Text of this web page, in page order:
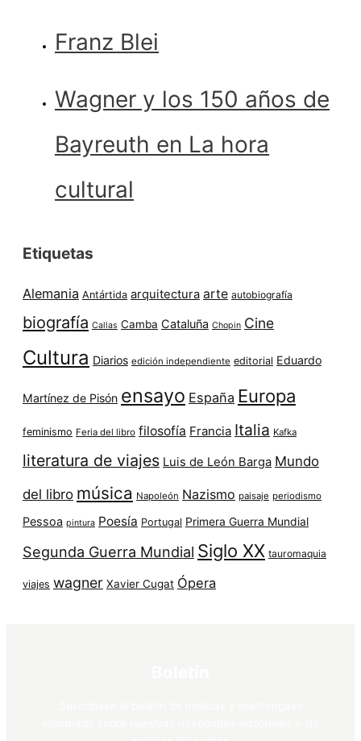
Franz Blei
Wagner y los 150 años de
Bayreuth en La hora
cultural
Etiquetas
Alemania Antártida arquitectura arte autobiografía
biografía Callas Camba Cataluña Chopin Cine
Cultura Diarios edición independiente editorial Eduardo
Martínez de Pisón ensayo España Europa
feminismo Feria del libro filosofía Francia Italia Kafka
literatura de viajes Luis de León Barga Mundo
del libro música Napoleón Nazismo paisaje periodismo
Pessoa pintura Poesía Portugal Primera Guerra Mundial
Segunda Guerra Mundial Siglo XX tauromaquia
viajes wagner Xavier Cugat Ópera